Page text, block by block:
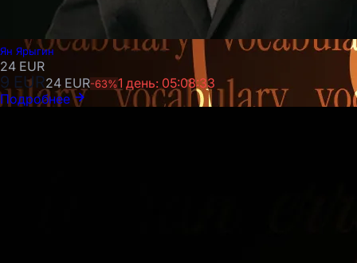
Ян Ярыгин
24 EUR
9 EUR24 EUR-63%1 день: 05:08:31
Подробнее